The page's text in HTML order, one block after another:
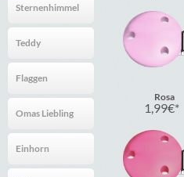
Sternenhimmel
Teddy
Flaggen
Omas Liebling
Einhorn
Rosa
1,99€